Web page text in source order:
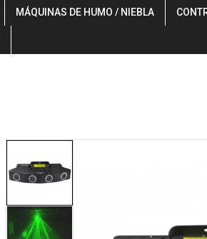
MÁQUINAS DE HUMO / NIEBLA